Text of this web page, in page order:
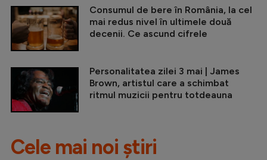
Consumul de bere în România, la cel
mai redus nivel în ultimele două
decenii. Ce ascund cifrele
Personalitatea zilei 3 mai | James
Brown, artistul care a schimbat
ritmul muzicii pentru totdeauna
Cele mai noi știri